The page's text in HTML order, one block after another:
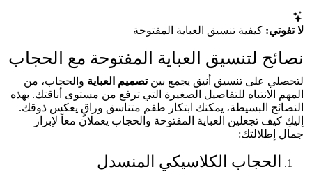
لا تفوتي: كيفية تنسيق العباية المفتوحة
نصائح لتنسيق العباية المفتوحة مع الحجاب
لتحصلي على تنسيق أنيق يجمع بينتصميم العباية والحجاب، من
المهم الانتباه للتفاصيل الصغيرة التي ترفع من مستوى أناقتك. بهذه
النصائح البسيطة، يمكنك ابتكار طقم متناسق وراقٍ يعكس ذوقك.
إليكِ كيف تجعلين العباية المفتوحة والحجاب يعملان معاً لإبراز
جمال إطلالتك:
الحجاب الكلاسيكي المنسدل